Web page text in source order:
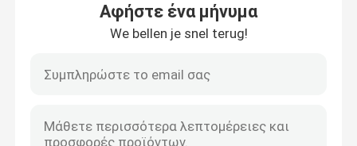
Αδιάβροχη μπαταρία Lifepo4
Αφήστε ένα μήνυμα
We bellen je snel terug!